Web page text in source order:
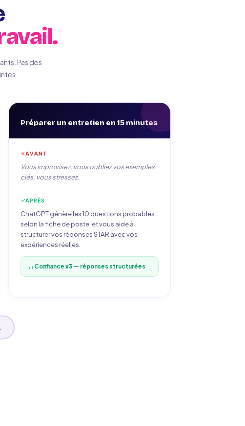
Pas des
Préparer un entretien en 15 minutes
AVANT
Vous improvisez, vous oubliez vos exemples
clés, vous stressez.
APRÈS
ChatGPT génère les 10 questions probables
selon la fiche de poste, et vous aide à
structurer vos réponses STAR avec vos
expériences réelles.
Confiance x3 — réponses structurées